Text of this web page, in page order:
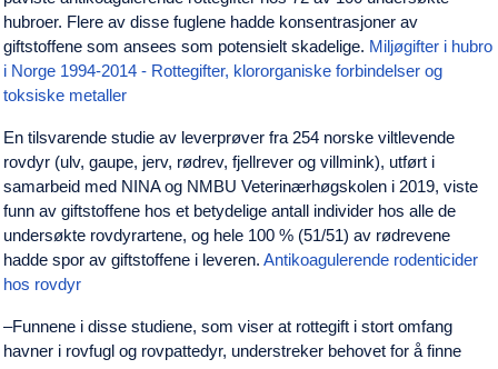
hubroer. Flere av disse fuglene hadde konsentrasjoner av
giftstoffene som ansees som potensielt skadelige. Miljøgifter i hubro
i Norge 1994-2014 - Rottegifter, klororganiske forbindelser og
toksiske metaller
En tilsvarende studie av leverprøver fra 254 norske viltlevende
rovdyr (ulv, gaupe, jerv, rødrev, fjellrever og villmink), utført i
samarbeid med NINA og NMBU Veterinærhøgskolen i 2019, viste
funn av giftstoffene hos et betydelige antall individer hos alle de
undersøkte rovdyrartene, og hele 100 % (51/51) av rødrevene
hadde spor av giftstoffene i leveren. Antikoagulerende rodenticider
hos rovdyr
‒Funnene i disse studiene, som viser at rottegift i stort omfang
havner i rovfugl og rovpattedyr, understreker behovet for å finne